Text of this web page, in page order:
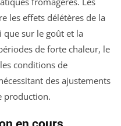
les effets délétères de la
sur le goût et la
de forte chaleur, le
conditions de
des ajustements
production.